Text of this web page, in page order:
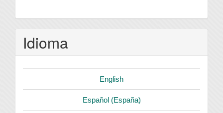
Idioma
English
Español (España)